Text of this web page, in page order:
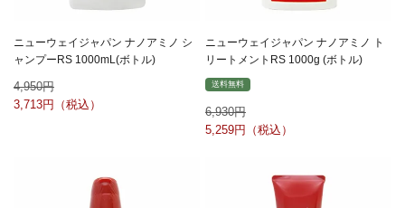
ニューウェイジャパン ナノアミノ シ
ャンプーRS 1000mL(ボトル)
4,950
3,713
ニューウェイジャパン ナノアミノ ト
リートメントRS 1000g (ボトル)
送料無料
6,930
5,259